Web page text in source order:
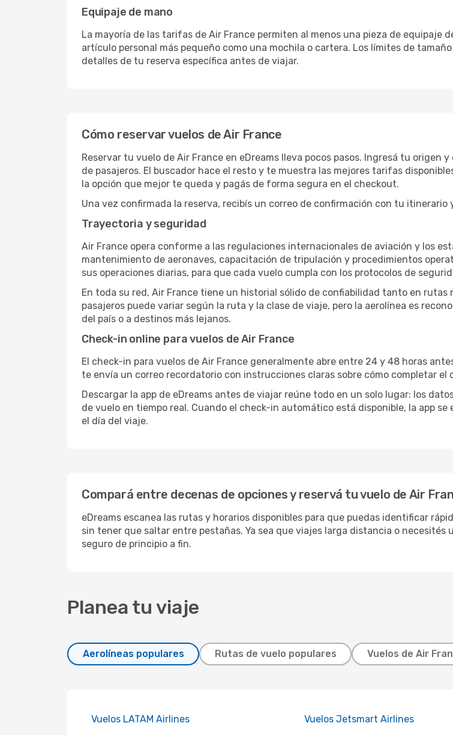
Equipaje de mano
La mayoría de las tarifas de Air France permiten al menos una pieza de equipaje
artículo personal más pequeño como una mochila o cartera. Los límites de
detalles de tu reserva específica antes de viajar.
Cómo reservar vuelos de Air France
Reservar tu vuelo de Air France en eDreams lleva pocos pasos. Ingresá tu
de pasajeros. El buscador hace el resto y te muestra las mejores tarifas
la opción que mejor te queda y pagás de forma segura en el checkout.
Una vez confirmada la reserva, recibís un correo de confirmación con tu
Trayectoria y seguridad
Air France opera conforme a las regulaciones internacionales de aviación y los
mantenimiento de aeronaves, capacitación de tripulación y procedimientos
sus operaciones diarias, para que cada vuelo cumpla con los protocolos de
En toda su red, Air France tiene un historial sólido de confiabilidad tanto en
pasajeros puede variar según la ruta y la clase de viaje, pero la aerolínea es
del país o a destinos más lejanos.
Check-in online para vuelos de Air France
El check-in para vuelos de Air France generalmente abre entre 24 y 48 horas
te envía un correo recordatorio con instrucciones claras sobre cómo completar
Descargar la app de eDreams antes de viajar reúne todo en un solo lugar: los
de vuelo en tiempo real. Cuando el check-in automático está disponible, la app
el día del viaje.
Compará entre decenas de opciones y reservá tu vuelo de Air
eDreams escanea las rutas y horarios disponibles para que puedas identificar
sin tener que saltar entre pestañas. Ya sea que viajes larga distancia o
seguro de principio a fin.
Planea tu viaje
Aerolíneas populares Rutas de vuelo populares Vuelos de Air
Vuelos LATAM Airlines Vuelos Jetsmart Airlines